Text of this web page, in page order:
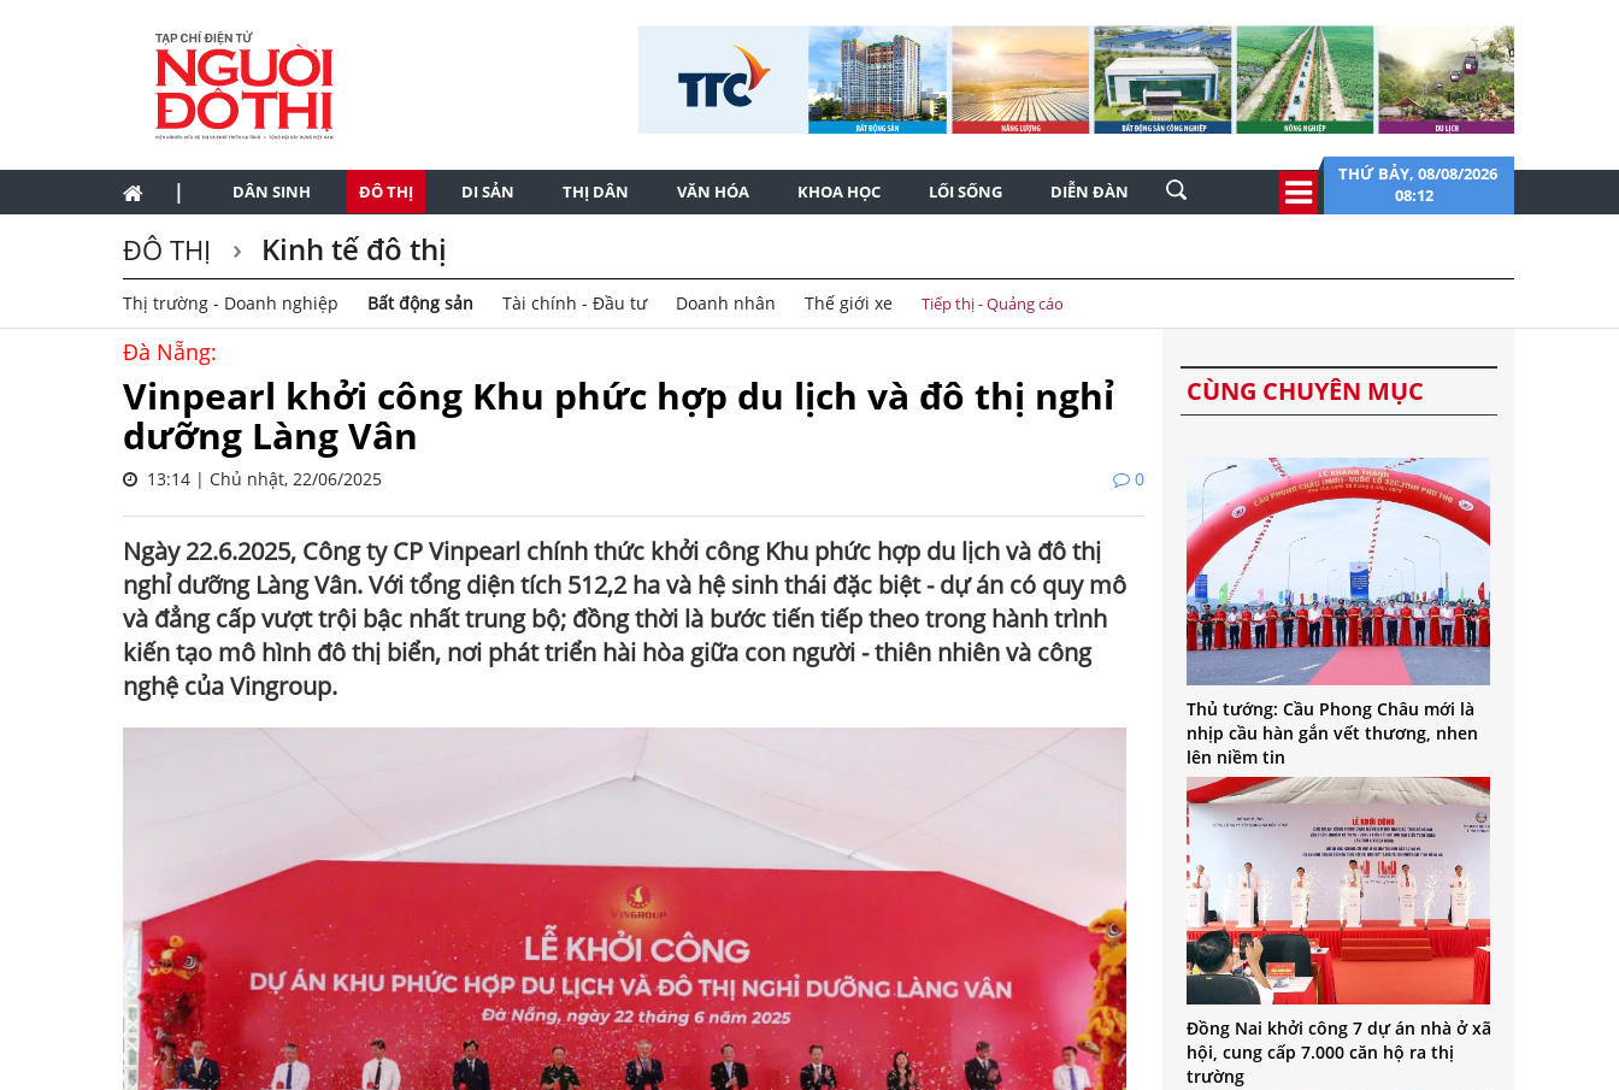
| DÂN SINH ĐÔ THỊ DI SẢN THỊ DÂN VĂN HÓA KHOA HỌC LỐI SỐNG DIỄN ĐÀN
THỨ BẢY, 08/08/2026
08:12
ĐÔ THỊ Kinh tế đô thị
Thị trường - Doanh nghiệp Bất động sản Tài chính - Đầu tư Doanh nhân Thế giới xe Tiếp thị - Quảng cáo
Đà Nẵng:
Vinpearl khởi công Khu phức hợp du lịch và đô thị nghỉ
dưỡng Làng Vân
13:14 | Chủ nhật, 22/06/2025 0
Ngày 22.6.2025, Công ty CP Vinpearl chính thức khởi công Khu phức hợp du lịch và đô thị
nghỉ dưỡng Làng Vân. Với tổng diện tích 512,2 ha và hệ sinh thái đặc biệt - dự án có quy mô
và đẳng cấp vượt trội bậc nhất trung bộ; đồng thời là bước tiến tiếp theo trong hành trình
kiến tạo mô hình đô thị biển, nơi phát triển hài hòa giữa con người - thiên nhiên và công
nghệ của Vingroup.
CÙNG CHUYÊN MỤC
Thủ tướng: Cầu Phong Châu mới là
nhịp cầu hàn gắn vết thương, nhen
lên niềm tin
Đồng Nai khởi công 7 dự án nhà ở xã
hội, cung cấp 7.000 căn hộ ra thị
trường